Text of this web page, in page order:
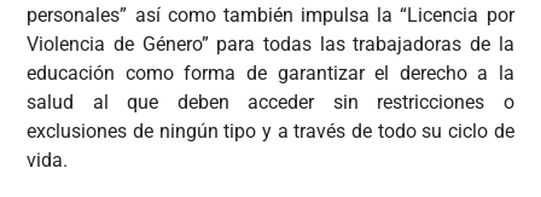
personales” así como también impulsa la “Licencia por
Violencia de Género” para todas las trabajadoras de la
educación como forma de garantizar el derecho a la
salud al que deben acceder sin restricciones o
exclusiones de ningún tipo y a través de todo su ciclo de
vida.